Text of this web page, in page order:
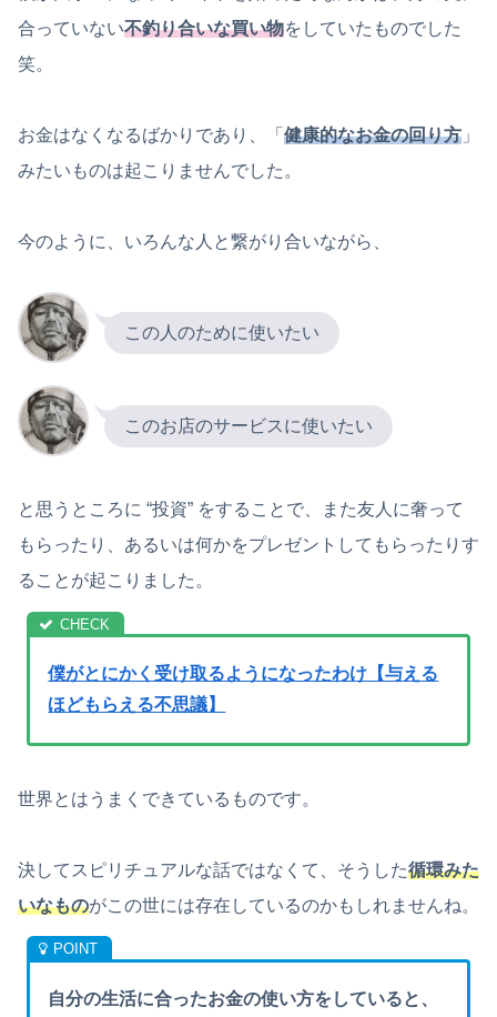
合っていない不釣り合いな買い物をしていたものでした
笑。
お金はなくなるばかりであり、「 健康的なお金の回り方 」
みたいものは起こりませんでした。
今のように、いろんな人と繋がり合いながら、
この人のために使いたい
このお店のサービスに使いたい
と思うところに “投資” をすることで、また友人に奢って
もらったり、あるいは何かをプレゼントしてもらったりす
ることが起こりました。
僕がとにかく受け取るようになったわけ【与える
ほどもらえる不思議】
世界とはうまくできているものです。
決してスピリチュアルな話ではなくて、そうした循環みた
いなものがこの世には存在しているのかもしれませんね。
自分の生活に合ったお金の使い方をしていると、